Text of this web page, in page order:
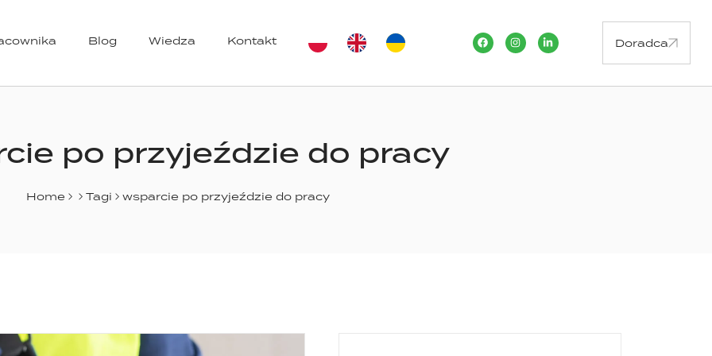
Blog Wiedza Kontakt Doradca
po przyjeździe do pracy
Home Tagi wsparcie po przyjeździe do pracy